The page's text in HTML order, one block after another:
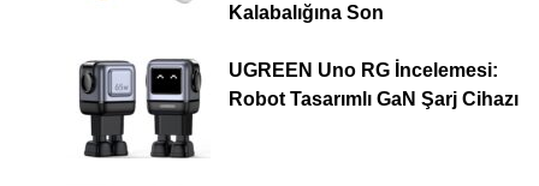
Kalabalığına Son
UGREEN Uno RG İncelemesi:
Robot Tasarımlı GaN Şarj Cihazı